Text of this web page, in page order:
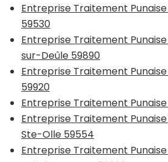
Entreprise Traitement
59530
Entreprise Traitement
sur-Deûle 59890
Entreprise Traitement
59920
Entreprise Traitement Punaise
Entreprise Traitement
Ste-Olle 59554
Entreprise Traitement Punaise